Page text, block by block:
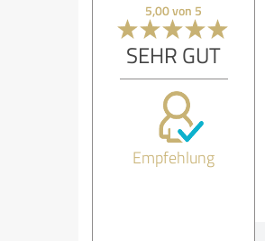
5,00 von 5
SEHR GUT
Empfehlung